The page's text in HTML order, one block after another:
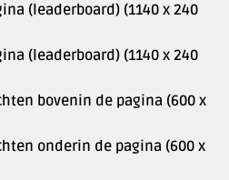
(leaderboard) (1140 x 240
(leaderboard) (1140 x 240
bovenin de pagina (600 x
onderin de pagina (600 x